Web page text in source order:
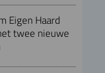
Eigen Haard
twee nieuwe